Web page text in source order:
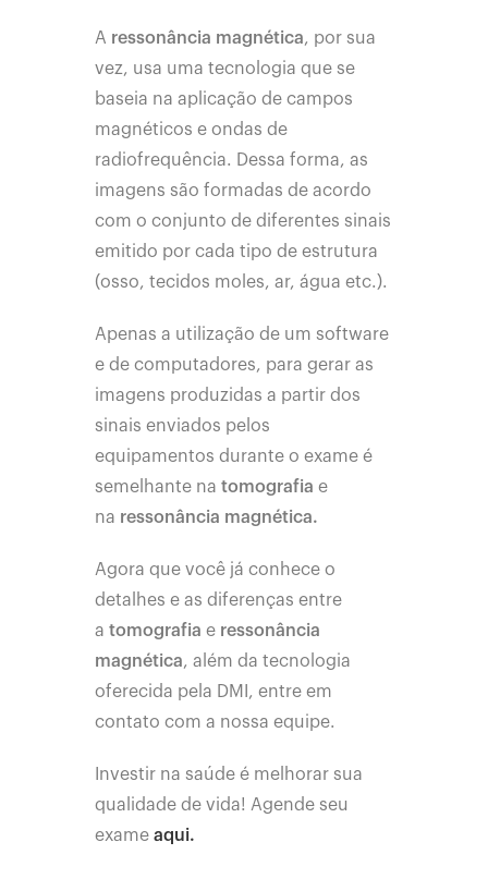
A ressonância magnética, por sua
vez, usa uma tecnologia que se
baseia na aplicação de campos
magnéticos e ondas de
radiofrequência. Dessa forma, as
imagens são formadas de acordo
com o conjunto de diferentes sinais
emitido por cada tipo de estrutura
(osso, tecidos moles, ar, água etc.).
Apenas a utilização de um software
e de computadores, para gerar as
imagens produzidas a partir dos
sinais enviados pelos
equipamentos durante o exame é
semelhante natomografiae
na ressonância magnética.
Agora que você já conhece o
detalhes e as diferenças entre
atomografiae ressonância
magnética, além da tecnologia
oferecida pela DMI, entre em
contato com a nossa equipe.
Investir na saúde é melhorar sua
qualidade de vida! Agende seu
exameaqui.